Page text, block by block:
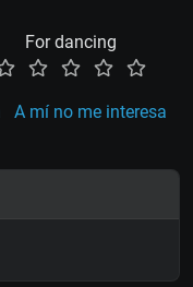
For dancing
A mí no me interesa